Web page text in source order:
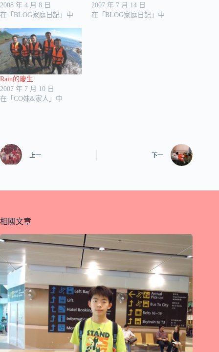
2008 年 4 月 8 日
在「BLOG家庭日記」中
2007 年 7 月 14 日
在「BLOG家庭日記」中
Rain的慶生
2007 年 7 月 10 日
在「CO妹&家人」中
上一 下一
相關文章